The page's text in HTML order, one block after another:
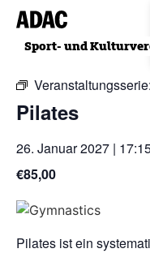
Zum
Inhalt
wechseln
« Alle
Veranstaltungsserie:
Pilates
26. Januar 2027 |
€85,00
Pilates ist ein